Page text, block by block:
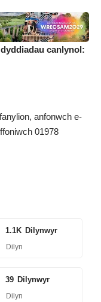
canlynol:
anfonwch e-
01978
1.1K Dilynwyr
Dilyn
39 Dilynwyr
Dilyn